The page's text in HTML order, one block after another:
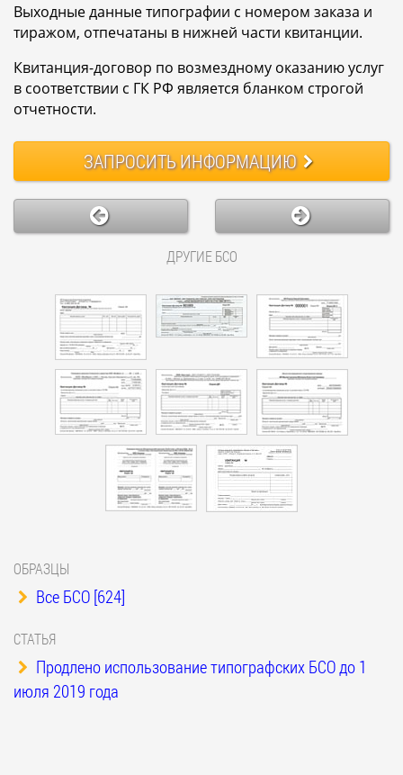
Выходные данные типографии с номером заказа и
тиражом, отпечатаны в нижней части квитанции.
Квитанция-договор по возмездному оказанию услуг
в соответствии с ГК РФ является бланком строгой
отчетности.
ЗАПРОСИТЬИНФОРМАЦИЮ
ДРУГИЕ БСО
ОБРАЗЦЫ
Все БСО [624]
СТАТЬЯ
Продлено использование типографских БСО до 1
июля 2019 года